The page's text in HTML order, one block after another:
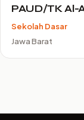
PAUD/TK
Sekolah Dasar
Jawa Barat